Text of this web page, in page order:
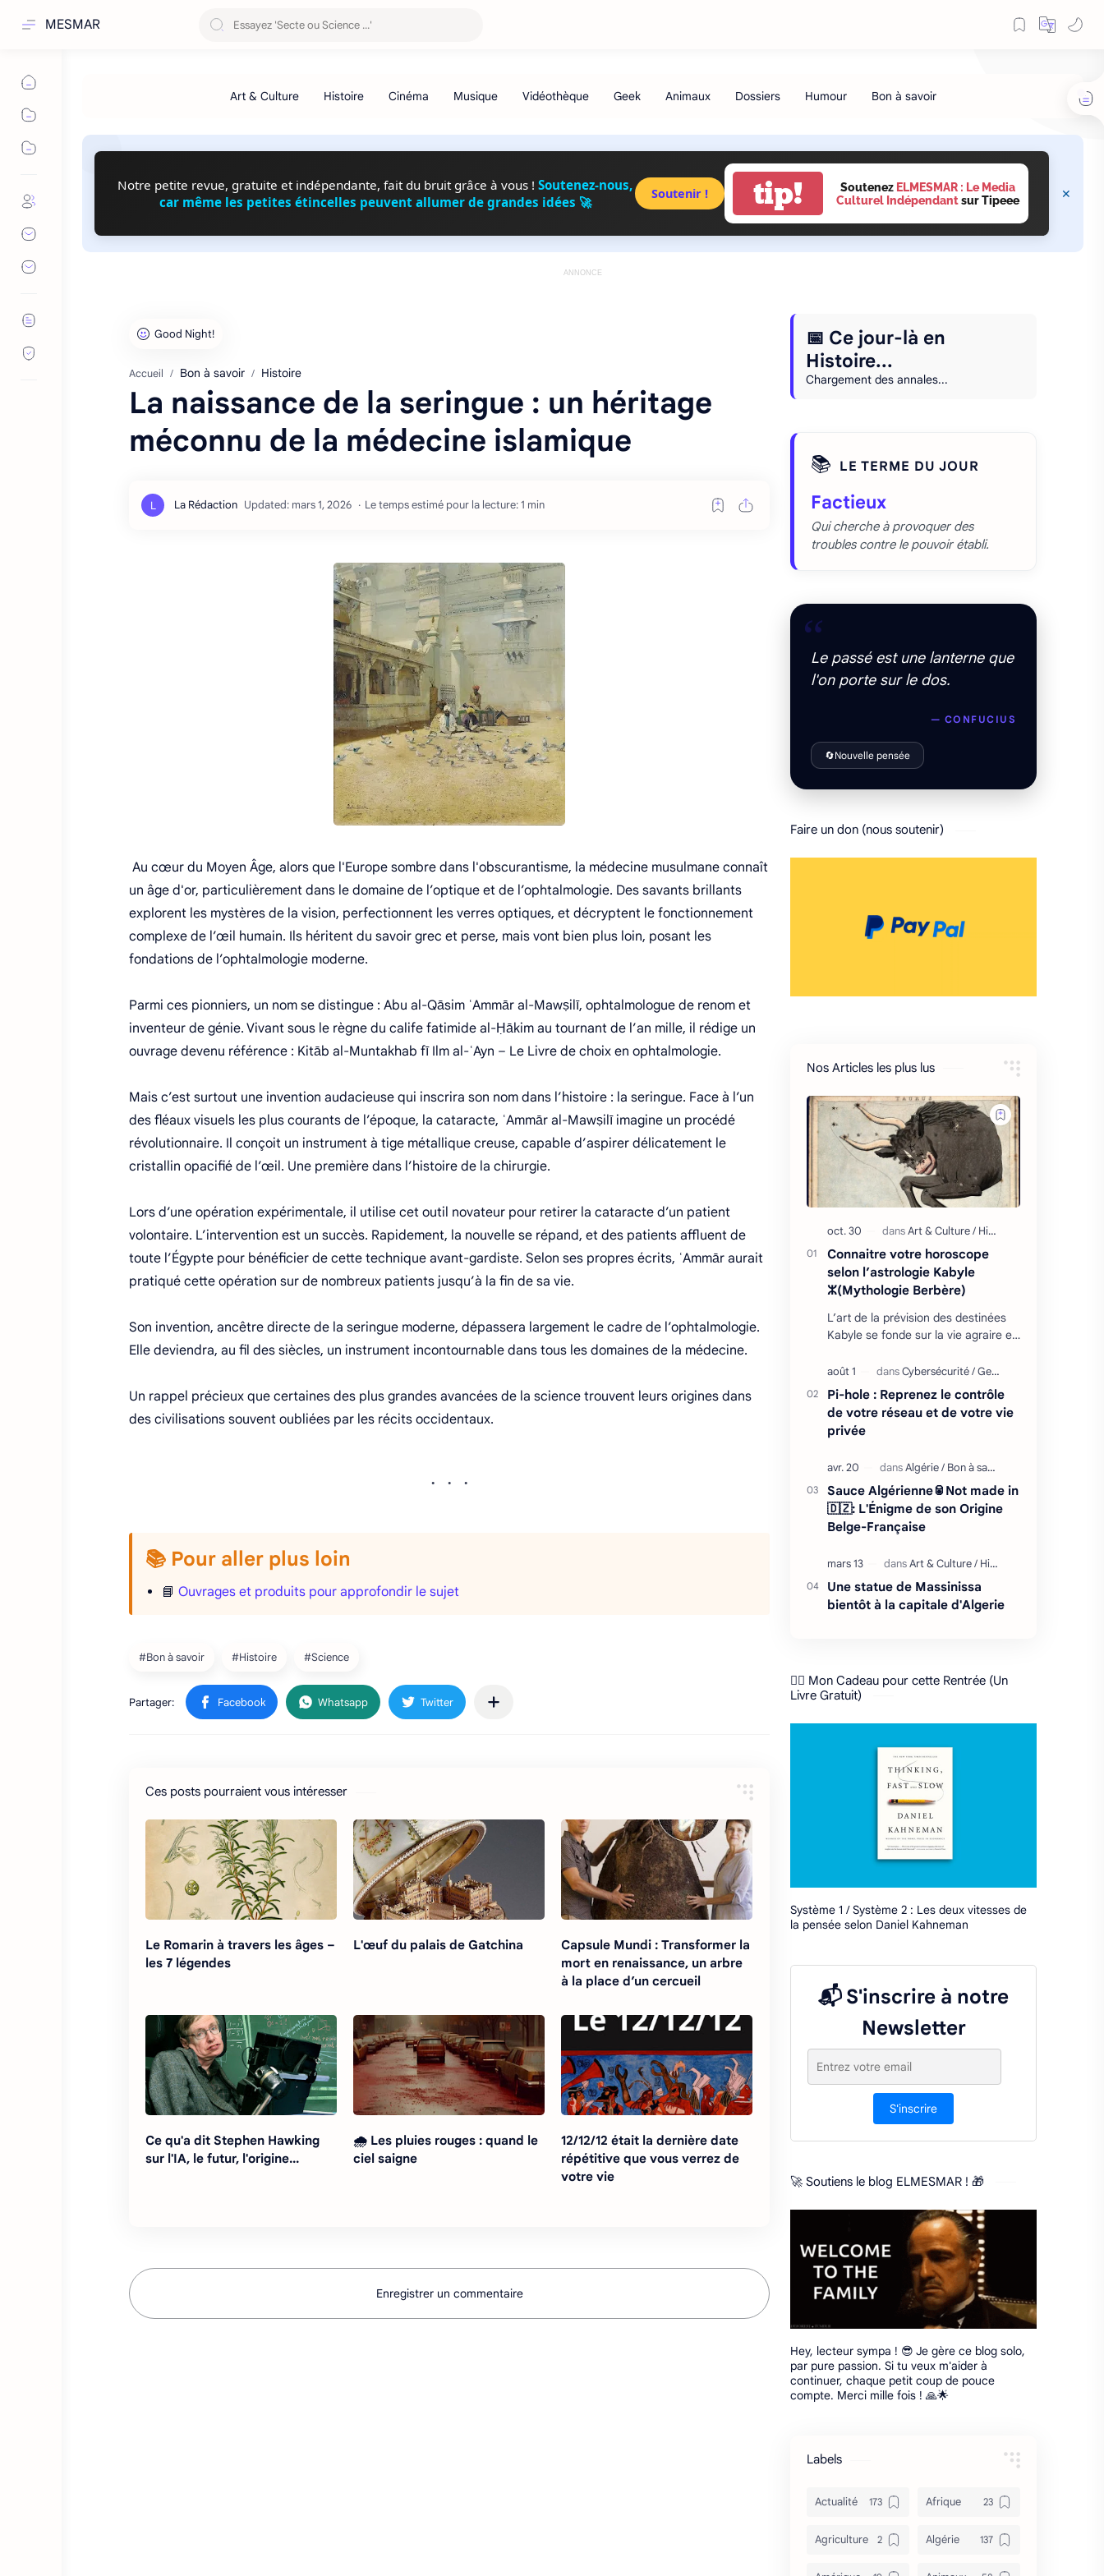
MESMAR
Notre petite revue, gratuite et indépendante, fait du bruit grâce à vous ! Soutenez-nous,
car même les petites étincelles peuvent allumer de grandes idées 🚀
Soutenir ! tip! Soutenez ELMESMAR : Le Media
Culturel Indépendantsur Tipeee
ANNONCE
Accueil Bon à savoir Histoire
La naissance de la seringue : un héritage
méconnu de la médecine islamique
Le temps estimé pour la lecture: 1 min
Au cœur du Moyen Âge, alors que l'Europe sombre dans l'obscurantisme, la médecine musulmane connaît
un âge d'or, particulièrement dans le domaine de l’optique et de l’ophtalmologie. Des savants brillants
explorent les mystères de la vision, perfectionnent les verres optiques, et décryptent le fonctionnement
complexe de l’œil humain. Ils héritent du savoir grec et perse, mais vont bien plus loin, posant les
fondations de l’ophtalmologie moderne.
Parmi ces pionniers, un nom se distingue : Abu al-Qāsim ʿAmmār al-Mawṣilī, ophtalmologue de renom et
inventeur de génie. Vivant sous le règne du calife fatimide al-Ḥākim au tournant de l’an mille, il rédige un
ouvrage devenu référence : Kitāb al-Muntakhab fī Ilm al-ʿAyn – Le Livre de choix en ophtalmologie.
Mais c’est surtout une invention audacieuse qui inscrira son nom dans l’histoire : la seringue. Face à l’un
des fléaux visuels les plus courants de l’époque, la cataracte, ʿAmmār al-Mawṣilī imagine un procédé
révolutionnaire. Il conçoit un instrument à tige métallique creuse, capable d’aspirer délicatement le
cristallin opacifié de l’œil. Une première dans l’histoire de la chirurgie.
Lors d’une opération expérimentale, il utilise cet outil novateur pour retirer la cataracte d’un patient
volontaire. L’intervention est un succès. Rapidement, la nouvelle se répand, et des patients affluent de
toute l’Égypte pour bénéficier de cette technique avant-gardiste. Selon ses propres écrits, ʿAmmār aurait
pratiqué cette opération sur de nombreux patients jusqu’à la fin de sa vie.
Son invention, ancêtre directe de la seringue moderne, dépassera largement le cadre de l’ophtalmologie.
Elle deviendra, au fil des siècles, un instrument incontournable dans tous les domaines de la médecine.
Un rappel précieux que certaines des plus grandes avancées de la science trouvent leurs origines dans
des civilisations souvent oubliées par les récits occidentaux.
📚 Pour aller plus loin
📘 Ouvrages et produits pour approfondir le sujet
Ces posts pourraient vous intéresser
Le Romarin à travers les âges –
les 7 légendes
L'œuf du palais de Gatchina
Capsule Mundi : Transformer la
mort en renaissance, un arbre
à la place d’un cercueil
Ce qu'a dit Stephen Hawking
sur l'IA, le futur, l'origine...
🌧️ Les pluies rouges : quand le
ciel saigne
12/12/12 était la dernière date
répétitive que vous verrez de
votre vie
Enregistrer un commentaire
📅 Ce jour-là en
Histoire...
Chargement des annales...
📚 LE TERME DU JOUR
Factieux
Qui cherche à provoquer des
troubles contre le pouvoir établi.
“
Le passé est une lanterne que
l'on porte sur le dos.
— CONFUCIUS
🔄Nouvelle pensée
Faire un don (nous soutenir)
Nos Articles les plus lus
Connaitre votre horoscope
selon l’astrologie Kabyle
ⵣ(Mythologie Berbère)
L’art de la prévision des destinées
Kabyle se fonde sur la vie agraire et
avec son environnement : retour
cycliq…
Pi-hole : Reprenez le contrôle
de votre réseau et de votre vie
privée
Sauce Algérienne🥫Not made in
🇩🇿: L'Énigme de son Origine
Belge-Française
Une statue de Massinissa
bientôt à la capitale d'Algerie
❤️‍🔥 Mon Cadeau pour cette Rentrée (Un
Livre Gratuit)
Système 1 / Système 2 : Les deux vitesses de
la pensée selon Daniel Kahneman
📬 S'inscrire à notre
Newsletter
S'inscrire
🚀 Soutiens le blog ELMESMAR ! 🎁
Hey, lecteur sympa ! 😎 Je gère ce blog solo,
par pure passion. Si tu veux m'aider à
continuer, chaque petit coup de pouce
compte. Merci mille fois ! 🙏🌟
Labels
Actualité Afrique
Agriculture Algérie